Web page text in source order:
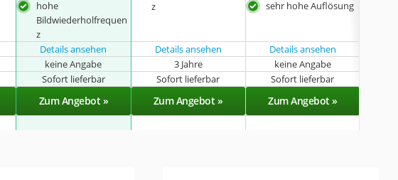
hohe
Bildwiederholfrequen
z
z
sehr hohe Auflösung
Details ansehen Details ansehen
Details ansehen
keine Angabe 3 Jahre
keine Angabe
Sofort lieferbar Sofort lieferbar Sofort lieferbar
Zum Angebot » Zum Angebot » Zum Angebot »